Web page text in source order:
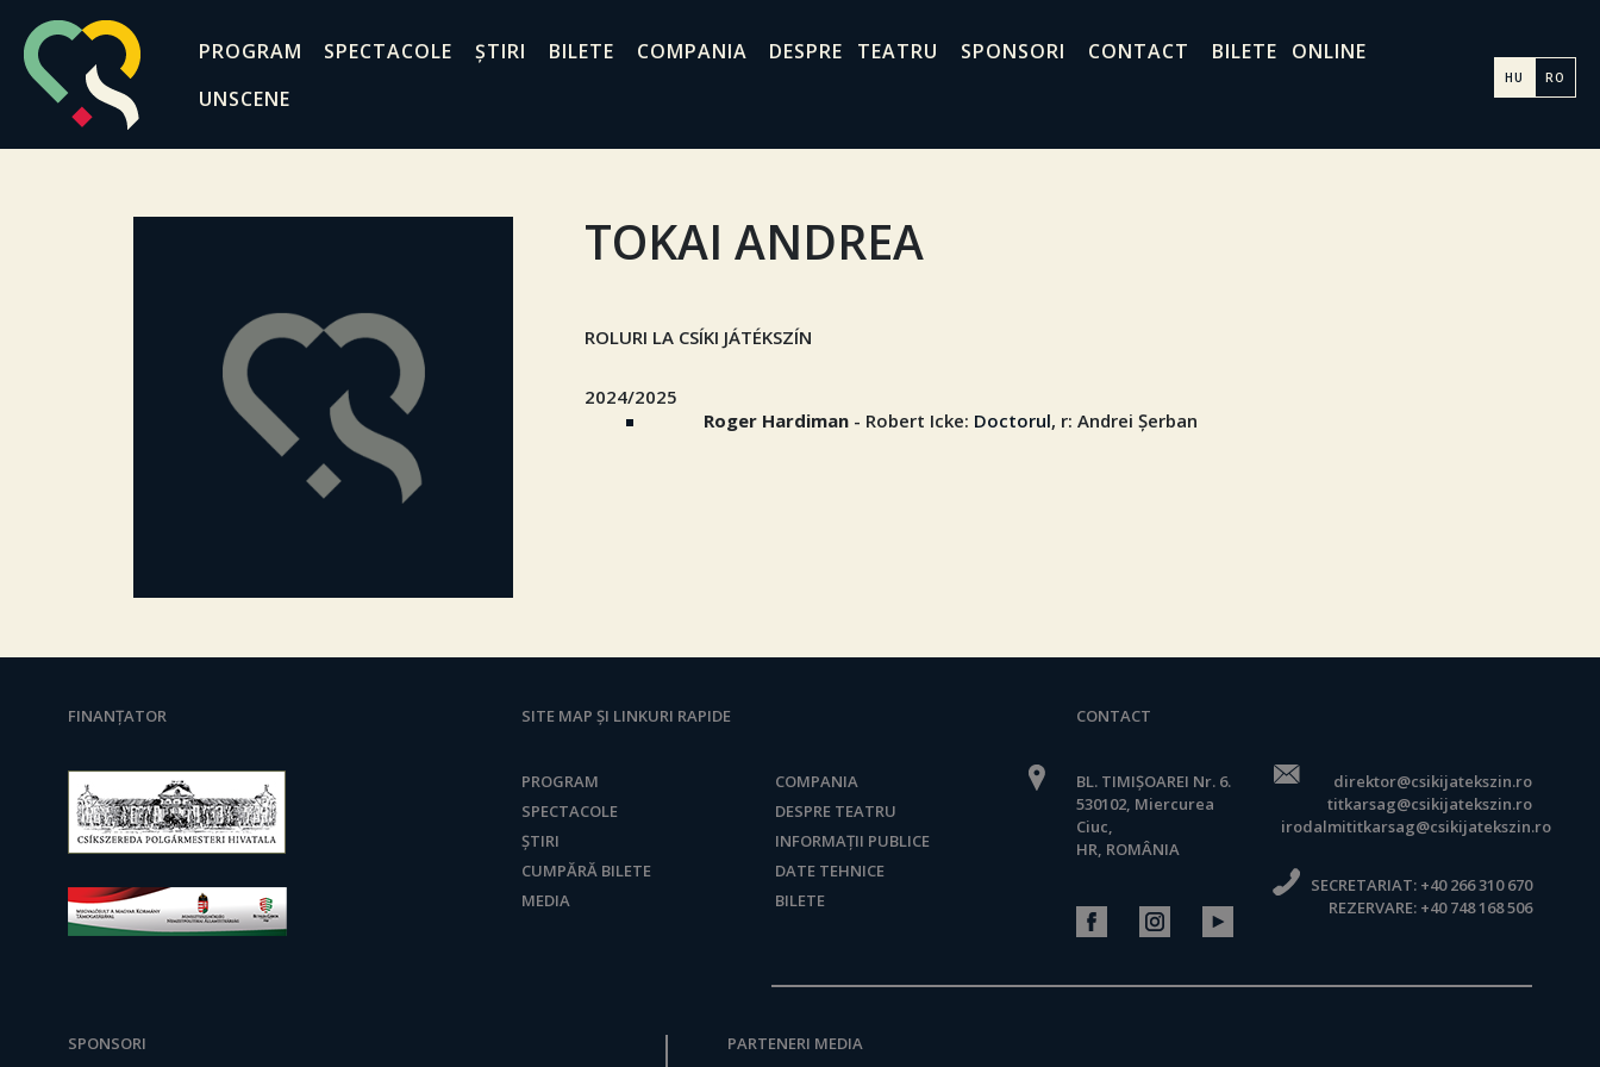
PROGRAM SPECTACOLE ȘTIRI BILETE COMPANIA DESPRE TEATRU SPONSORI CONTACT
BILETE ONLINE
UNSCENE
HU RO
TOKAI ANDREA
ROLURI LA CSÍKI JÁTÉKSZÍN
2024/2025
Roger Hardiman - Robert Icke: Doctorul, r: Andrei Șerban
FINANȚATOR SITE MAP ȘI LINKURI RAPIDE
PROGRAM
SPECTACOLE
ȘTIRI
CUMPĂRĂ BILETE
MEDIA
COMPANIA
DESPRE TEATRU
INFORMAȚII PUBLICE
DATE TEHNICE
BILETE
CONTACT
BL. TIMIȘOAREI Nr. 6.
530102, Miercurea
Ciuc,
HR, ROMÂNIA
direktor@csikijatekszin.ro
titkarsag@csikijatekszin.ro
irodalmititkarsag@csikijatekszin.ro
SECRETARIAT: +40 266 310 670
REZERVARE: +40 748 168 506
SPONSORI PARTENERI MEDIA